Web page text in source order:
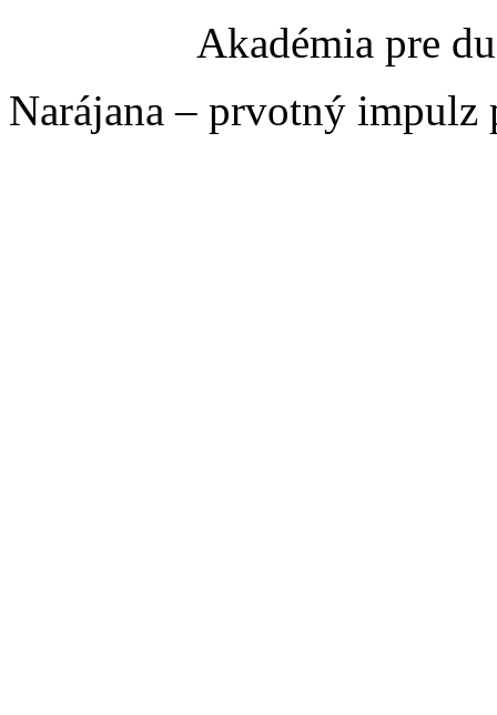
Akadémia pre
Narájana – prvotný impulz